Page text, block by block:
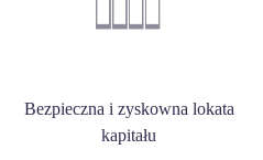
Bezpieczna i zyskowna lokata
kapitału